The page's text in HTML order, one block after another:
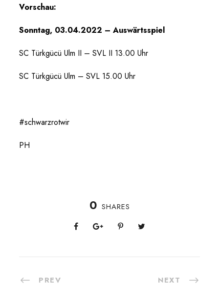
Vorschau:
Sonntag, 03.04.2022 – Auswärtsspiel
SC Türkgücü Ulm II – SVL II 13.00 Uhr
SC Türkgücü Ulm – SVL 15.00 Uhr
#schwarzrotwir
PH
0 SHARES
PREV NEXT